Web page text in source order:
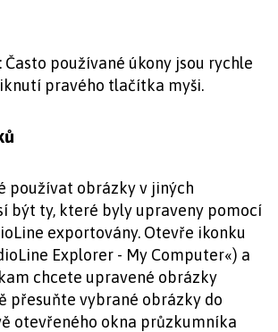
používané úkony jsou rychle
pravého tlačítka myši.
používat obrázky v jiných
být ty, které byly upraveny pomocí
exportovány. Otevře ikonku
Explorer - My Computer«) a
chcete upravené obrázky
přesuňte vybrané obrázky do
otevřeného okna průzkumníka